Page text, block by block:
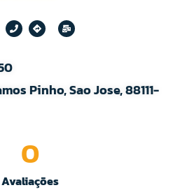
Pinho, Sao Jose, 88111-
Avaliações
0